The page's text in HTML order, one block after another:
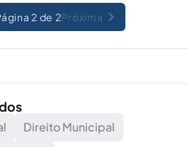
2 de 2Próxima
Direito Municipal